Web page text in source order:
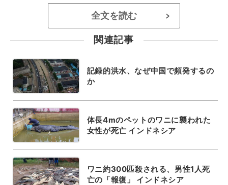
全文を読む >
関連記事
記録的洪水、なぜ中国で頻発するの
か
体長4mのペットのワニに襲われた
女性が死亡 インドネシア
ワニ約300匹殺される、男性1人死
亡の「報復」 インドネシア